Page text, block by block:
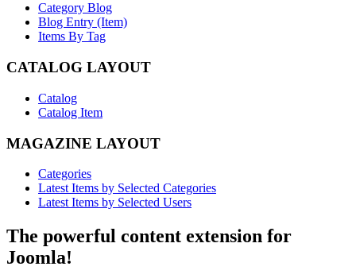
Category Blog
Blog Entry (Item)
Items By Tag
CATALOG LAYOUT
Catalog
Catalog Item
MAGAZINE LAYOUT
Categories
Latest Items by Selected Categories
Latest Items by Selected Users
The powerful content extension for
Joomla!